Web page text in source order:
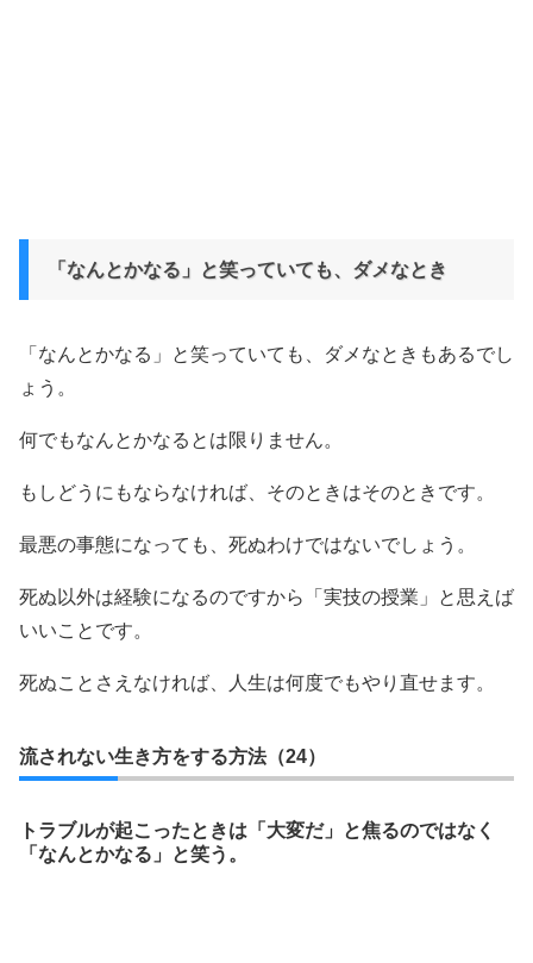
「なんとかなる」と笑っていても、ダメなとき
「なんとかなる」と笑っていても、ダメなときもあるでし
ょう。
何でもなんとかなるとは限りません。
もしどうにもならなければ、そのときはそのときです。
最悪の事態になっても、死ぬわけではないでしょう。
死ぬ以外は経験になるのですから「実技の授業」と思えば
いいことです。
死ぬことさえなければ、人生は何度でもやり直せます。
流されない生き方をする方法（24）
トラブルが起こったときは「大変だ」と焦るのではなく
「なんとかなる」と笑う。